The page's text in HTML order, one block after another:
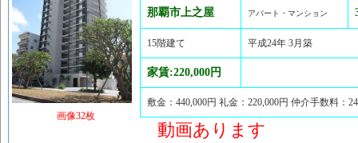
画像32枚
那覇市上之屋 アパート・マンション
15階建て 平成24年 3月築
家賃:220,000円
敷金：440,000円 礼金：220,000円 仲介手数料
動画あります